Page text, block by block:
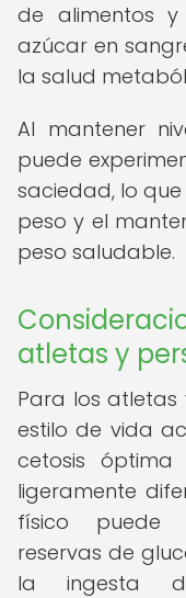
de alimentos
azúcar en
la salud
Al mantener
puede
saciedad, lo
peso y el
peso saludable.
atletas y
Para los atletas
estilo de vida
cetosis óptima
ligeramente
físico puede
reservas de
la ingesta